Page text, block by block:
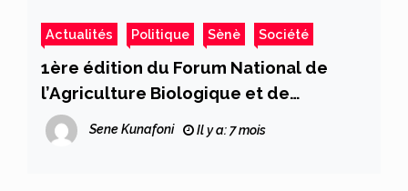
Actualités Politique Sènè Société
1ère édition du Forum National de
l’Agriculture Biologique et de
l’Agroécologie au Mali – FNABIO 2025:
Sensibilisation contre les pesticides
Sene Kunafoni Il y a: 7 mois